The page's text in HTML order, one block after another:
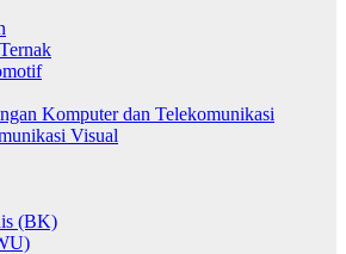
Komputer dan Telekomunikasi
Visual
(BK)